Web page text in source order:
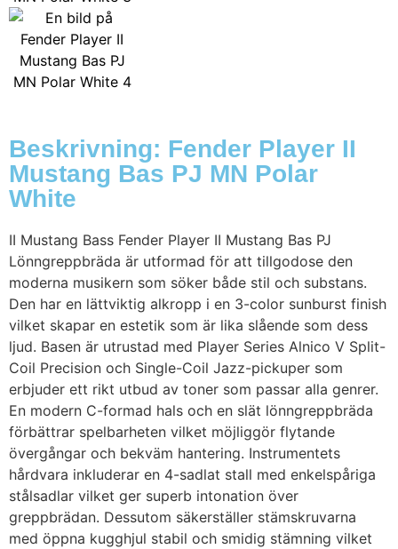
Beskrivning: Fender Player II
Mustang Bas PJ MN Polar
White
II Mustang Bass Fender Player II Mustang Bas PJ
Lönngreppbräda är utformad för att tillgodose den
moderna musikern som söker både stil och substans.
Den har en lättviktig alkropp i en 3-color sunburst finish
vilket skapar en estetik som är lika slående som dess
ljud. Basen är utrustad med Player Series Alnico V Split-
Coil Precision och Single-Coil Jazz-pickuper som
erbjuder ett rikt utbud av toner som passar alla genrer.
En modern C-formad hals och en slät lönngreppbräda
förbättrar spelbarheten vilket möjliggör flytande
övergångar och bekväm hantering. Instrumentets
hårdvara inkluderar en 4-sadlat stall med enkelspåriga
stålsadlar vilket ger superb intonation över
greppbrädan. Dessutom säkerställer stämskruvarna
med öppna kugghjul stabil och smidig stämning vilket